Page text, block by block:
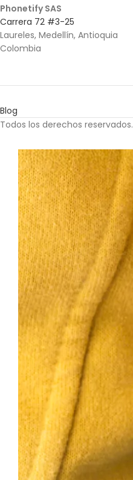
Phonetify SAS
Carrera 72 #3-25
Laureles, Medellín, Antioquia
Colombia
Blog
Todos los derechos reservados.